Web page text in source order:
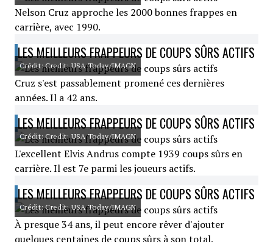
Nelson Cruz approche les 2000 bonnes frappes en
carrière, avec 1990.
LES MEILLEURS FRAPPEURS DE COUPS SÛRS ACTIFS
Crédit: Credit: USA Today/IMAGN
Cruz s'est passablement promené ces dernières
années. Il a 42 ans.
LES MEILLEURS FRAPPEURS DE COUPS SÛRS ACTIFS
Crédit: Credit: USA Today/IMAGN
L'excellent Elvis Andrus compte 1939 coups sûrs en
carrière. Il est 7e parmi les joueurs actifs.
LES MEILLEURS FRAPPEURS DE COUPS SÛRS ACTIFS
Crédit: Credit: USA Today/IMAGN
À presque 34 ans, il peut encore rêver d'ajouter
quelques centaines de coups sûrs à son total.